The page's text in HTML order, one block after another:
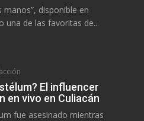
manos”, disponible en
una de las favoritas de...
El influencer
en vivo en Culiacán
fue asesinado mientras